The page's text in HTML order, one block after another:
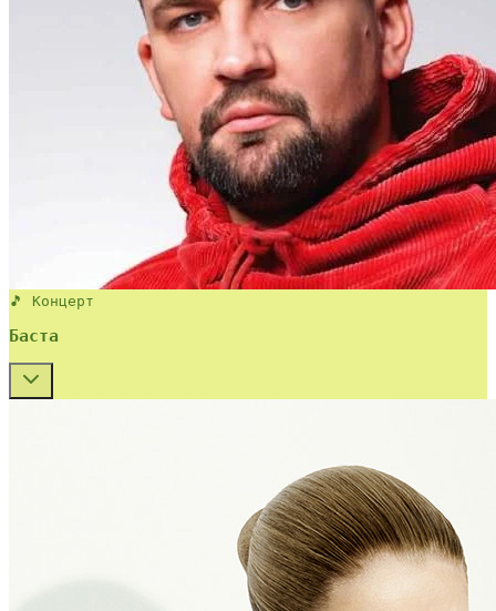
🎵 Концерт
Баста